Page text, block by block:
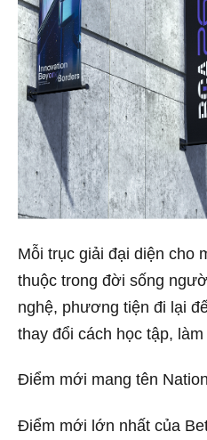
Mỗi trục giải đại diện cho
thuộc trong đời sống
nghệ, phương tiện đi lại
thay đổi cách học tập,
Điểm mới mang tên
Điểm mới lớn nhất của